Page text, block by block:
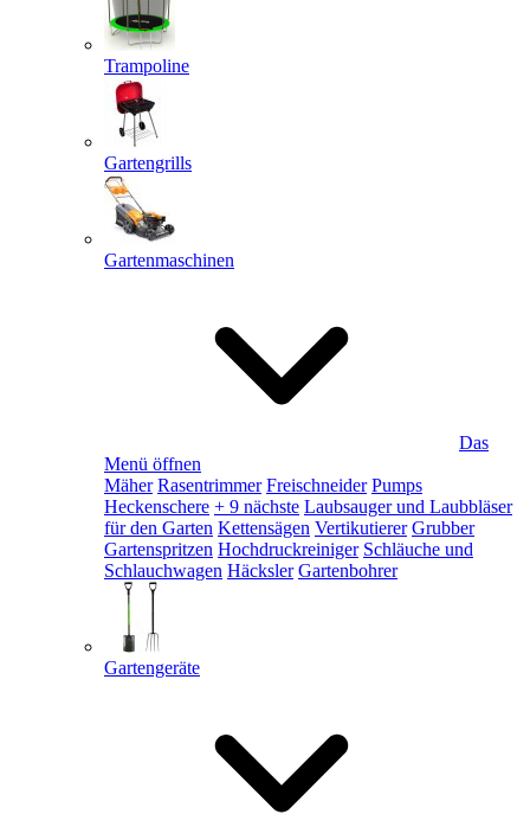
Trampoline
Gartengrills
Gartenmaschinen
Das
Menü öffnen
Mäher Rasentrimmer Freischneider Pumps
Heckenschere + 9 nächste Laubsauger und Laubbläser
für den Garten Kettensägen Vertikutierer Grubber
Gartenspritzen Hochdruckreiniger Schläuche und
Schlauchwagen Häcksler Gartenbohrer
Gartengeräte